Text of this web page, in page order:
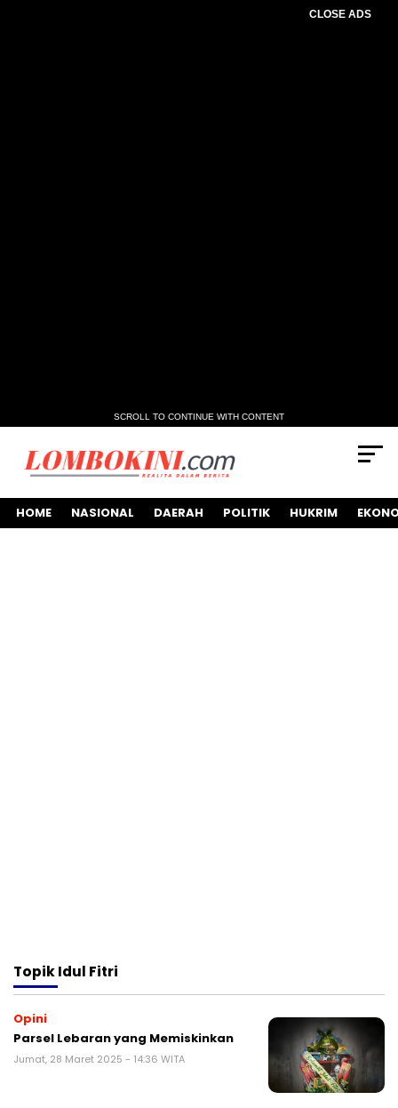
CLOSE ADS
SCROLL TO CONTINUE WITH CONTENT
HOME NASIONAL DAERAH POLITIK HUKRIM
TopikIdul Fitri
Opini
Parsel Lebaran yang Memiskinkan
Jumat, 28 Maret 2025 - 14:36 WITA